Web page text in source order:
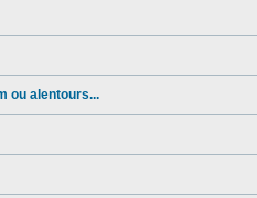
ou alentours...